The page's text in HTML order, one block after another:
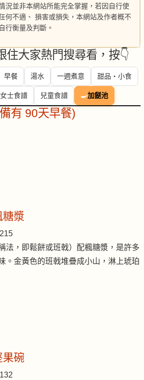
況並非本網站所能完全掌握，若因自行使
何不適、 損害或損失，本網站及作者概不
行衡量及判斷。
住大家熱門搜尋看，按👇
早餐 湯水 一週煮意 甜品・小食
女士食譜 兒童食譜 🍳加餸池
有 90天早餐)
糖漿
法，即鬆餅或班戟）配楓糖漿，是許多
。金黃色的班戟堆疊成小山，淋上琥珀
果碗